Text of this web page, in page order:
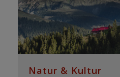
Natur & Kultur